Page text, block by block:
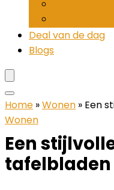
Deal van de dag
Blogs
Home »Wonen » Een
Wonen
Een
tafelbladen